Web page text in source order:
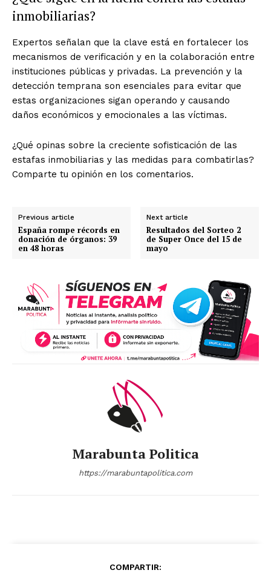
inmobiliarias?
Expertos señalan que la clave está en fortalecer los
mecanismos de verificación y en la colaboración entre
instituciones públicas y privadas. La prevención y la
detección temprana son esenciales para evitar que
estas organizaciones sigan operando y causando
daños económicos y emocionales a las víctimas.
¿Qué opinas sobre la creciente sofisticación de las
estafas inmobiliarias y las medidas para combatirlas?
Comparte tu opinión en los comentarios.
Previous article
España rompe récords en
donación de órganos: 39
en 48 horas
Next article
Resultados del Sorteo 2
de Super Once del 15 de
mayo
Marabunta Politica
https://marabuntapolitica.com
COMPARTIR: